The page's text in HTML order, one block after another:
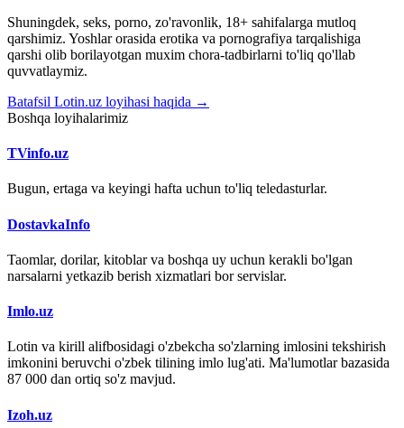
Shuningdek, seks, porno, zo'ravonlik, 18+ sahifalarga mutloq
qarshimiz. Yoshlar orasida erotika va pornografiya tarqalishiga
qarshi olib borilayotgan muxim chora-tadbirlarni to'liq qo'llab
quvvatlaymiz.
Batafsil Lotin.uz loyihasi haqida →
Boshqa loyihalarimiz
TVinfo.uz
Bugun, ertaga va keyingi hafta uchun to'liq teledasturlar.
DostavkaInfo
Taomlar, dorilar, kitoblar va boshqa uy uchun kerakli bo'lgan
narsalarni yetkazib berish xizmatlari bor servislar.
Imlo.uz
Lotin va kirill alifbosidagi o'zbekcha so'zlarning imlosini tekshirish
imkonini beruvchi o'zbek tilining imlo lug'ati. Ma'lumotlar bazasida
87 000 dan ortiq so'z mavjud.
Izoh.uz